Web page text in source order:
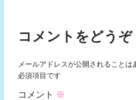
コメントをどうぞ
メールアドレスが公開されることは
必須項目です
コメント ※